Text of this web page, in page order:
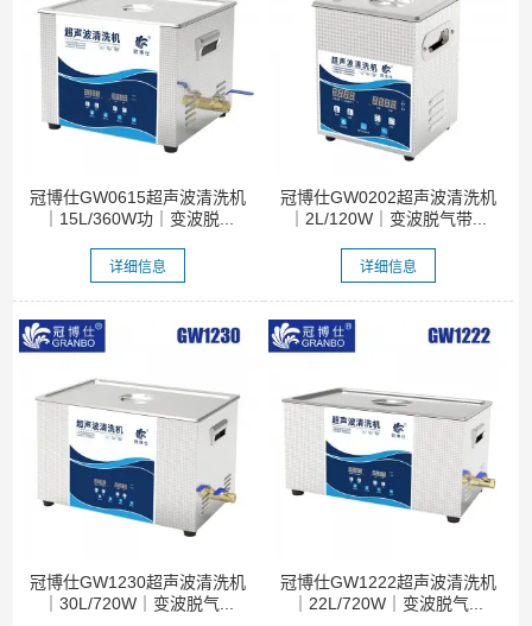
冠博仕GW0615超声波清洗机
｜15L/360W功｜变波脱...
详细信息
冠博仕GW0202超声波清洗机
｜2L/120W｜变波脱气带...
详细信息
冠博仕GW1230超声波清洗机
｜30L/720W｜变波脱气...
冠博仕GW1222超声波清洗机
｜22L/720W｜变波脱气...